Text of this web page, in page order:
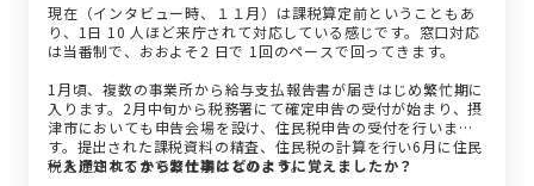
現在（インタビュー時、１１月）は課税算定前ということもあ
り、1日 10 人ほど来庁されて対応している感じです。窓口対応
は当番制で、おおよそ2 日で 1回のペースで回ってきます。
1月頃、複数の事業所から給与支払報告書が届きはじめ繁忙期に
入ります。2月中旬から税務署にて確定申告の受付が始まり、摂
津市においても申告会場を設け、住民税申告の受付を行いま
す。提出された課税資料の精査、住民税の計算を行い6月に住民
税を通知するまで繁忙期となります。
ー入庁されてからお仕事はどのように覚えましたか？